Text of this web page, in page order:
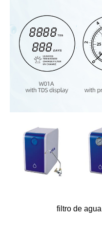
filtro de agua